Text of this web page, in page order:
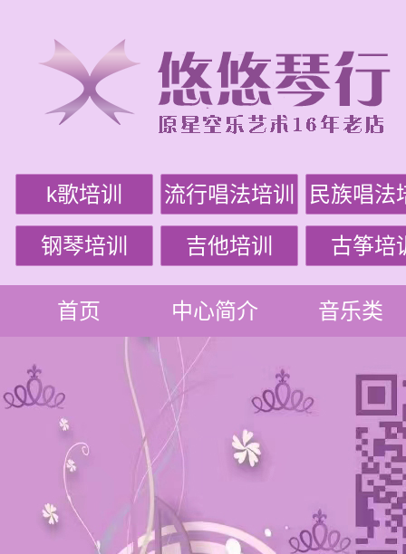
k歌培训 流行唱法培训 民族唱法
钢琴培训 吉他培训 古筝培
首页 中心简介 音乐类